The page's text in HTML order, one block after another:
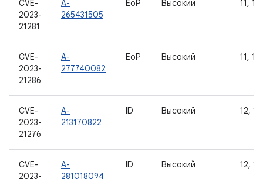
CVE-
2023-
21281
A-
265431505
EoP Высокий 11,
CVE-
2023-
21286
A-
277740082
EoP Высокий 11,
CVE-
2023-
21276
A-
213170822
ID Высокий 12,
CVE-
2023-
A-
281018094
ID Высокий 12,